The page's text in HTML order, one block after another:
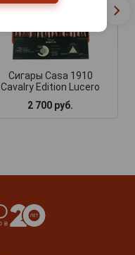
Сигары Casa 1910
Cavalry Edition Lucero
2 700 руб.